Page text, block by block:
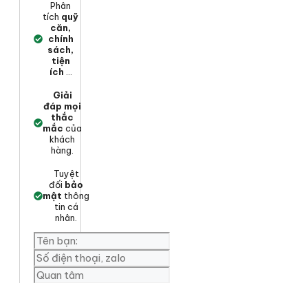
Phân
tích quỹ
căn,
chính
sách,
tiện
ích
Giải
đáp mọi
thắc
mắc của
khách
hàng.
Tuyệt
đối bảo
mật thông
tin cá
nhân.